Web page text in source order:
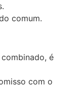
comum.
é
com o